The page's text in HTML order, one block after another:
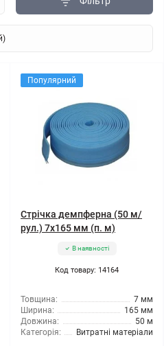
Популярний
Стрічка демпферна (50 м/
рул.) 7x165 мм (п. м)
В наявності
Код товару: 14164
Товщина:
7 мм
Ширина:
165 мм
Довжина:
50 м
Категорія:
Витратні матеріали